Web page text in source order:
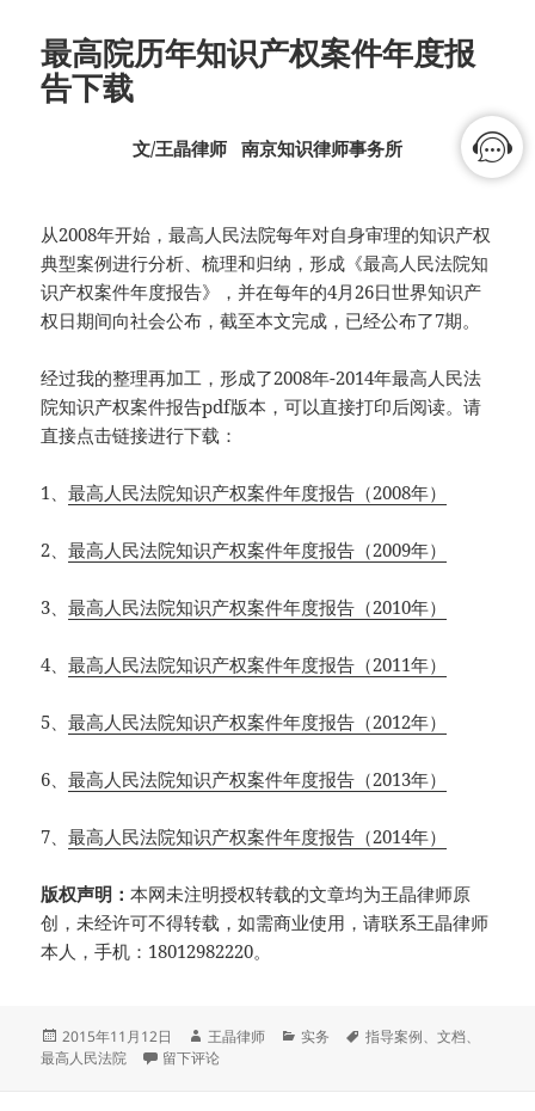
最高院历年知识产权案件年度报
告下载
文/王晶律师 南京知识律师事务所
从2008年开始，最高人民法院每年对自身审理的知识产权
典型案例进行分析、梳理和归纳，形成《最高人民法院知
识产权案件年度报告》，并在每年的4月26日世界知识产
权日期间向社会公布，截至本文完成，已经公布了7期。
经过我的整理再加工，形成了2008年-2014年最高人民法
院知识产权案件报告pdf版本，可以直接打印后阅读。请
直接点击链接进行下载：
1、最高人民法院知识产权案件年度报告（2008年）
2、最高人民法院知识产权案件年度报告（2009年）
3、最高人民法院知识产权案件年度报告（2010年）
4、最高人民法院知识产权案件年度报告（2011年）
5、最高人民法院知识产权案件年度报告（2012年）
6、最高人民法院知识产权案件年度报告（2013年）
7、最高人民法院知识产权案件年度报告（2014年）
版权声明：本网未注明授权转载的文章均为王晶律师原
创，未经许可不得转载，如需商业使用，请联系王晶律师
本人，手机：18012982220。
发
布
2015年11月12日
作
者
王晶律师
分
实务
标
指导案例、文档、
最高人民法院
于最高院历年知识产权案件年度报告下载
留下评论